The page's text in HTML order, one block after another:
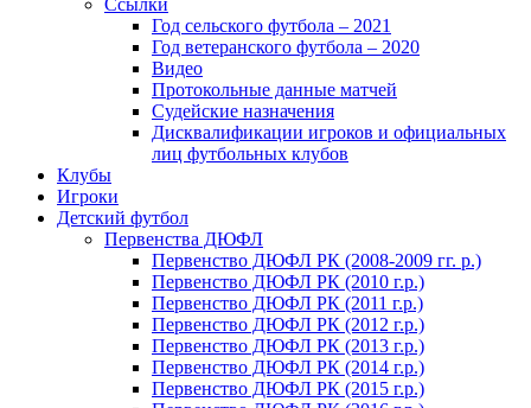
Ссылки
Год сельского футбола – 2021
Год ветеранского футбола – 2020
Видео
Протокольные данные матчей
Судейские назначения
Дисквалификации игроков и официальных
лиц футбольных клубов
Клубы
Игроки
Детский футбол
Первенства ДЮФЛ
Первенство ДЮФЛ РК (2008-2009 гг. р.)
Первенство ДЮФЛ РК (2010 г.р.)
Первенство ДЮФЛ РК (2011 г.р.)
Первенство ДЮФЛ РК (2012 г.р.)
Первенство ДЮФЛ РК (2013 г.р.)
Первенство ДЮФЛ РК (2014 г.р.)
Первенство ДЮФЛ РК (2015 г.р.)